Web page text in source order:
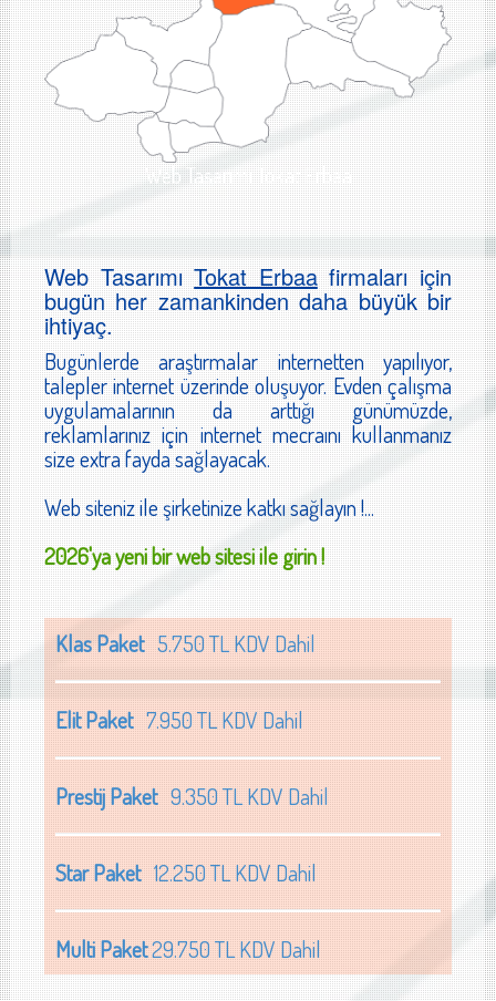
Web Tasarımı Tokat Erbaa
Web TasarımıTokat Erbaafirmaları için
bugün her zamankinden daha büyük bir
ihtiyaç.
Bugünlerde araştırmalar internetten yapılıyor,
talepler internet üzerinde oluşuyor. Evden çalışma
uygulamalarının da arttığı günümüzde,
reklamlarınız için internet mecraını kullanmanız
size extra fayda sağlayacak.
Web siteniz ile şirketinize katkı sağlayın !...
2026'ya yeni bir web sitesi ile girin !
Klas Paket5.750 TL KDV Dahil
Elit Paket7.950 TL KDV Dahil
Prestij Paket9.350 TL KDV Dahil
Star Paket12.250 TL KDV Dahil
Multi Paket29.750 TL KDV Dahil